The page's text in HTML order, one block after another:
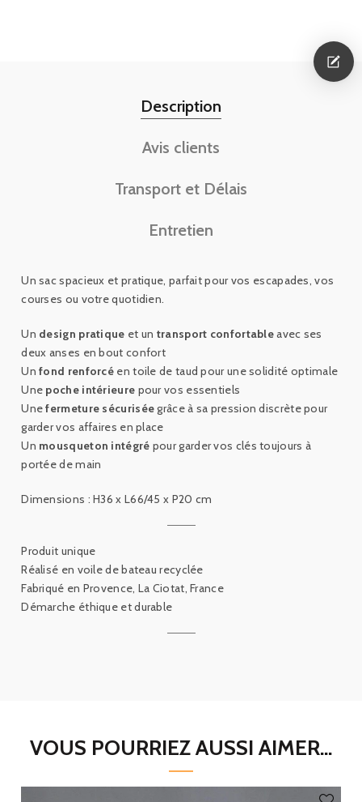
Description
Avis clients
Transport et Délais
Entretien
Un sac spacieux et pratique, parfait pour vos escapades, vos
courses ou votre quotidien.
Un design pratique et un transport confortableavec ses
deux anses en bout confort
Un fond renforcé en toile de taud pour une solidité optimale
Une poche intérieure pour vos essentiels
Unefermeture sécuriséegrâce à sa pression discrète pour
garder vos affaires en place
Un mousqueton intégré pour garder vos clés toujours à
portée de main
Dimensions : H36 x L66/45 x P20 cm
Produit unique
Réalisé en voile de bateau recyclée
Fabriqué en Provence, La Ciotat, France
Démarche éthique et durable
VOUS POURRIEZ AUSSI AIMER...